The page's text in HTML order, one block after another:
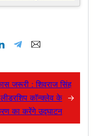
जरूरी : शिवराज सिंह
लीडरशिप कॉन्क्लेव के
का करेंगे उद्घाटन
→